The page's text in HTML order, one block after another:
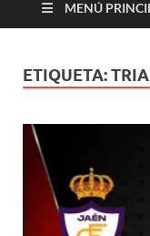
MENÚ
ETIQUETA: